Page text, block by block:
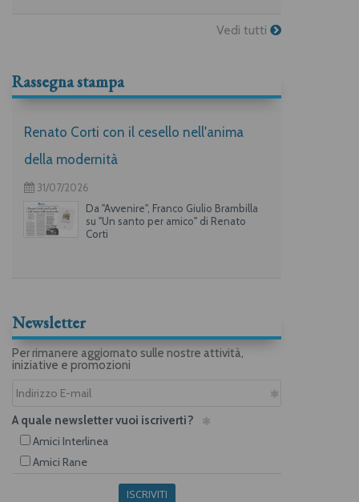
Vedi tutti
Rassegna stampa
Renato Corti con il cesello nell'anima
della modernità
31/07/2026
Da "Avvenire", Franco Giulio Brambilla
su "Un santo per amico" di Renato
Corti
Newsletter
Per rimanere aggiornato sulle nostre attività,
iniziative e promozioni
A quale newsletter vuoi iscriverti?
Amici Interlinea
Amici Rane
ISCRIVITI